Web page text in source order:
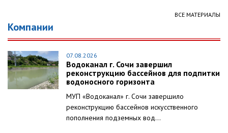
ВСЕ МАТЕРИАЛЫ
Компании
07.08.2026
Водоканал г. Сочи завершил
реконструкцию бассейнов для подпитки
водоносного горизонта
МУП «Водоканал» г. Сочи завершило
реконструкцию бассейнов искусственного
пополнения подземных вод...